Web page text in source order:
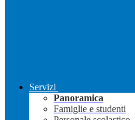
Servizi
Panoramica
Famiglie e studenti